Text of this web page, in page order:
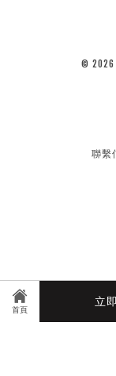
首頁
立
© 2026
聯繫